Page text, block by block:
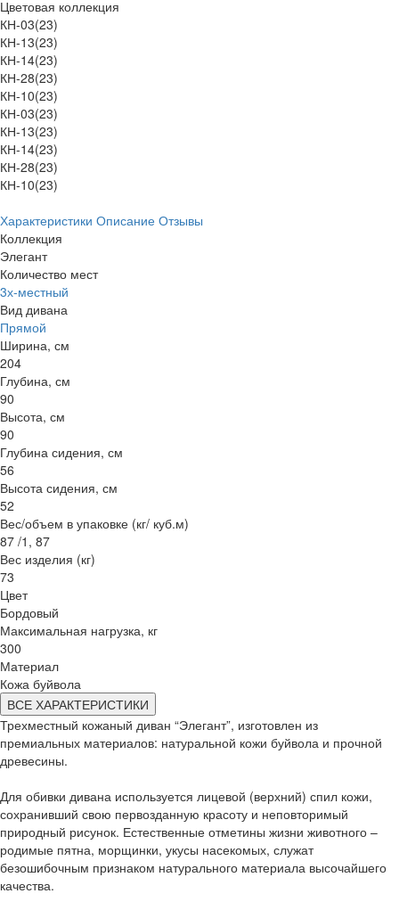
Цветовая коллекция
КН-03(23)
КН-13(23)
КН-14(23)
КН-28(23)
КН-10(23)
КН-03(23)
КН-13(23)
КН-14(23)
КН-28(23)
КН-10(23)
Характеристики Описание Отзывы
Коллекция
Элегант
Количество мест
3х-местный
Вид дивана
Прямой
Ширина, см
204
Глубина, см
90
Высота, см
90
Глубина сидения, см
56
Высота сидения, см
52
Вес/объем в упаковке (кг/ куб.м)
87 /1, 87
Вес изделия (кг)
73
Цвет
Бордовый
Максимальная нагрузка, кг
300
Материал
Кожа буйвола
ВСЕ ХАРАКТЕРИСТИКИ
Трехместный кожаный диван “Элегант”, изготовлен из
премиальных материалов: натуральной кожи буйвола и прочной
древесины.
Для обивки дивана используется лицевой (верхний) спил кожи,
сохранивший свою первозданную красоту и неповторимый
природный рисунок. Естественные отметины жизни животного –
родимые пятна, морщинки, укусы насекомых, служат
безошибочным признаком натурального материала высочайшего
качества.